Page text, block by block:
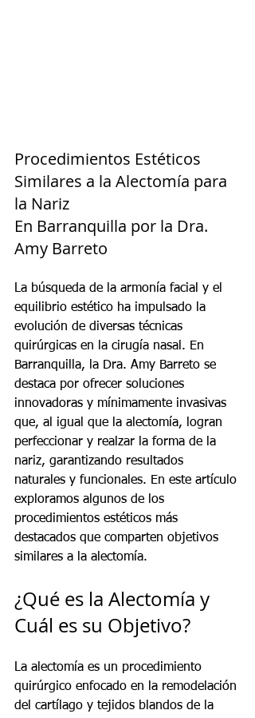
Procedimientos Estéticos
Similares a la Alectomía para
la Nariz
En Barranquilla por la Dra.
Amy Barreto
La búsqueda de la armonía facial y el
equilibrio estético ha impulsado la
evolución de diversas técnicas
quirúrgicas en la cirugía nasal. En
Barranquilla, la Dra. Amy Barreto se
destaca por ofrecer soluciones
innovadoras y mínimamente invasivas
que, al igual que la alectomía, logran
perfeccionar y realzar la forma de la
nariz, garantizando resultados
naturales y funcionales. En este artículo
exploramos algunos de los
procedimientos estéticos más
destacados que comparten objetivos
similares a la alectomía.
¿Qué es la Alectomía y
Cuál es su Objetivo?
La alectomía es un procedimiento
quirúrgico enfocado en la remodelación
del cartílago y tejidos blandos de la